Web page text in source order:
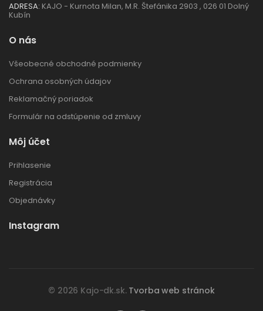
ADRESA: KAJO - Kurnota Milan, M.R. Štefánika 2903 , 026 01 Dolný
Kubín
O nás
Všeobecné obchodné podmienky
Ochrana osobných údajov
Reklamačný poriadok
Formulár na odstúpenie od zmluvy
Môj účet
Prihlasenie
Registrácia
Objednávky
Instagram
© 2026 Kajo-dk.sk. Tvorba web stránok